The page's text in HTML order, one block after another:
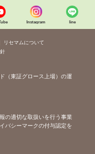
Instagram line
リセマムについて
（東証グロース上場）の運
の適切な取扱いを行う事業
バシーマークの付与認定を